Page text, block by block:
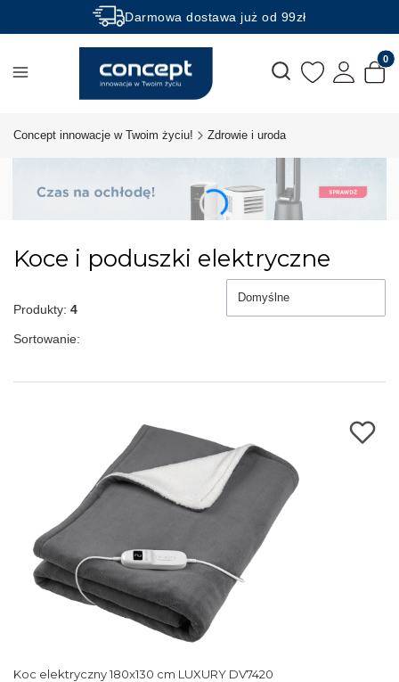
Darmowa dostawa już od 99zł
Rabaty -50% na wybrane produkty
Otwórz wyszukiwarkę
Concept innowacje w Twoim życiu! Zdrowie i uroda
Koce i poduszki elektryczne
Produkty: 4
Sortowanie:
Domyślne
Koc elektryczny 180x130 cm LUXURY DV7420